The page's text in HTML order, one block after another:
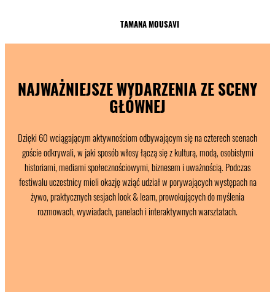
TAMANA MOUSAVI
NAJWAŻNIEJSZE WYDARZENIA ZE SCENY
GŁÓWNEJ
Dzięki 60 wciągającym aktywnościom odbywającym się na czterech scenach
goście odkrywali, w jaki sposób włosy łączą się z kulturą, modą, osobistymi
historiami, mediami społecznościowymi, biznesem i uważnością. Podczas
festiwalu uczestnicy mieli okazję wziąć udział w porywających występach na
żywo, praktycznych sesjach look & learn, prowokujących do myślenia
rozmowach, wywiadach, panelach i interaktywnych warsztatach.